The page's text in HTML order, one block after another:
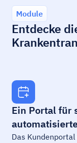
Module
Entdecke
Ein Portal für
Das